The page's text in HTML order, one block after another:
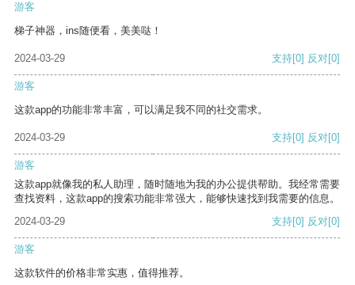
游客
梯子神器，ins随便看，美美哒！
2024-03-29 支持[0] 反对[0]
游客
这款app的功能非常丰富，可以满足我不同的社交需求。
2024-03-29 支持[0] 反对[0]
游客
这款app就像我的私人助理，随时随地为我的办公提供帮助。我经常需要
查找资料，这款app的搜索功能非常强大，能够快速找到我需要的信息。
2024-03-29
支持[0] 反对[0]
游客
这款软件的价格非常实惠，值得推荐。